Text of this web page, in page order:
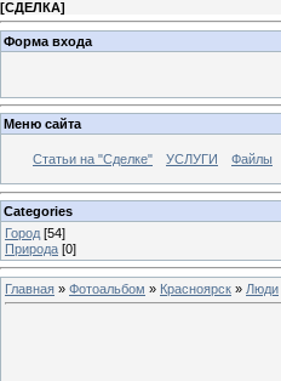
[СДЕЛКА]
Форма входа
Меню сайта
Статьи на "Сделке" УСЛУГИ Файлы
Categories
Город [54]
Природа [0]
Главная » Фотоальбом » Красноярск » Люди